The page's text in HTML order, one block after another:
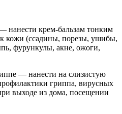
крем-бальзам тонким
кожи (ссадины, порезы, ушибы,
фурункулы, акне, ожоги,
— нанести на слизистую
гриппа, вирусных
выходе из дома, посещении